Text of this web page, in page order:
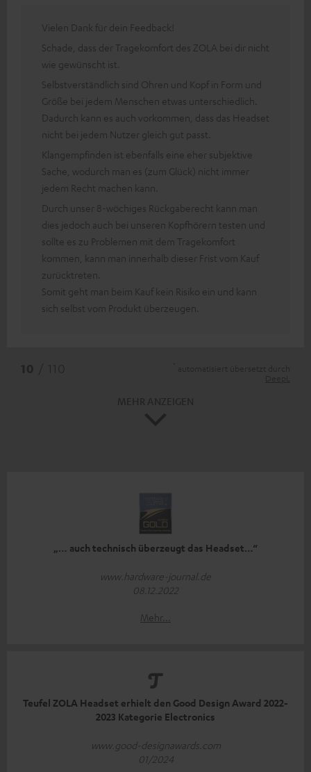
Vielen Dank für dein Feedback!
Schade, dass der Tragekomfort des ZOLA bei dir nicht
wie gewünscht ist.
Selbstverständlich sind Ohren und Kopf in Form und
Größe bei jedem Menschen etwas unterschiedlich.
Dadurch kann es auch vorkommen, dass das Headset
nicht bei jedem Nutzer gleich gut passt.
Klangempfinden ist ebenfalls eine eher subjektive
Sache, wodurch man es (zum Glück) nicht immer
jedem Recht machen kann.
Durch unser 8-wöchiges Rückgaberecht kann man
dies jedoch auch bei unseren Kopfhörern testen und
sollte es zu Problemen mit dem Tragekomfort
kommen, kann man innerhalb dieser Frist vom Kauf
zurücktreten.
Somit geht man beim Kauf kein Risiko ein und kann
sich selbst vom Produkt überzeugen.
„… auch technisch überzeugt das Headset…“
www.hardware-journal.de
08.12.2022
Mehr...
Teufel ZOLA Headset erhielt den Good Design Award 2022-
2023 Kategorie Electronics
www.good-designawards.com
01/2024